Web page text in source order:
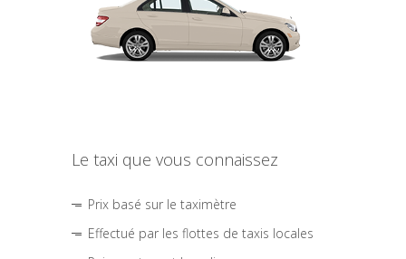
Le taxi que vous connaissez
Prix basé sur le taximètre
Effectué par les flottes de taxis locales